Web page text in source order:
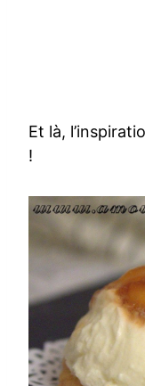
Et là,
!